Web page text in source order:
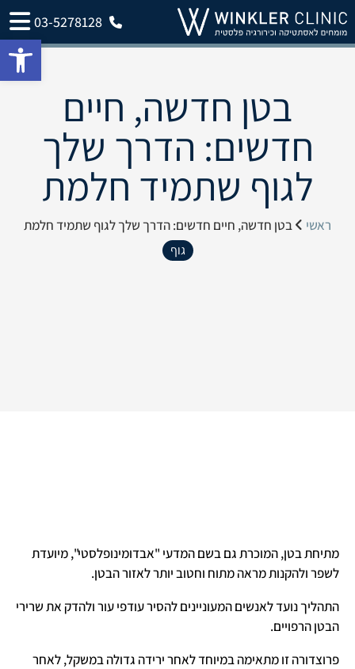
03-5278128
בטן חדשה, חיים
חדשים: הדרך שלך
לגוף שתמיד חלמת
ראשי בטן חדשה, חיים חדשים: הדרך שלך לגוף שתמיד חלמת
גוף
מתיחת בטן, המוכרת גם בשם המדעי "אבדומינופלסטי", מיועדת
לשפר ולהקנות מראה מתוח וחטוב יותר לאזור הבטן.
התהליך נועד לאנשים המעוניינים להסיר עודפי עור ולהדק את שרירי
הבטן הרפויים.
פרוצדורה זו מתאימה במיוחד לאחר ירידה גדולה במשקל, לאחר